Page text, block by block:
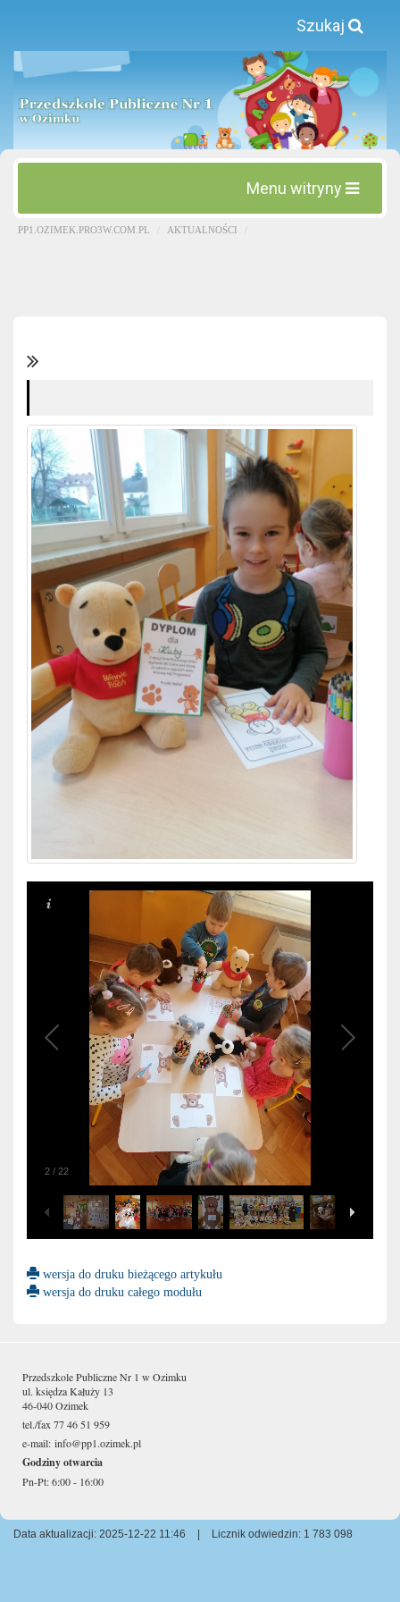
Szukaj
Menu witryny
PP1.OZIMEK.PRO3W.COM.PL AKTUALNOŚCI
3 / 22
wersja do druku bieżącego artykułu
wersja do druku całego modułu
Przedszkole Publiczne Nr 1 w Ozimku
ul. księdza Kałuży 13
46-040 Ozimek
tel./fax 77 46 51 959
e-mail: info@pp1.ozimek.pl
Godziny otwarcia
Pn-Pt: 6:00 - 16:00
Data aktualizacji: 2025-12-22 11:46 | Licznik odwiedzin: 1 783 098